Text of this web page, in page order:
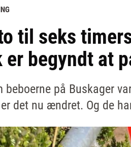
til seks
er begyndt at
beboerne på Buskager
det nu ændret. Og de